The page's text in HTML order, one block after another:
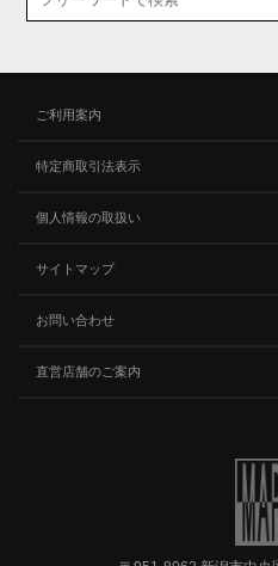
ご利用案内
特定商取引法表示
個人情報の取扱い
サイトマップ
お問い合わせ
直営店舗のご案内